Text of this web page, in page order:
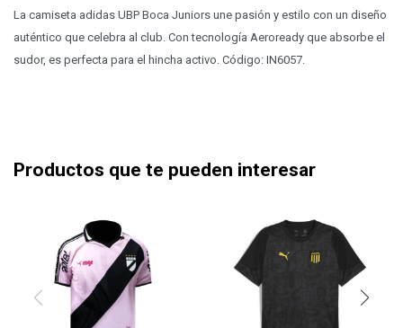
La camiseta adidas UBP Boca Juniors une pasión y estilo con un diseño
auténtico que celebra al club. Con tecnología Aeroready que absorbe el
sudor, es perfecta para el hincha activo. Código: IN6057.
Productos que te pueden interesar